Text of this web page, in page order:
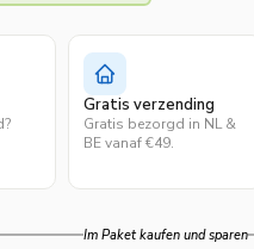
Gratis verzending
Gratis bezorgd in NL &
BE vanaf €49.
Im Paket kaufen und sparen